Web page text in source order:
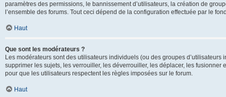
paramètres des permissions, le bannissement d’utilisateurs, la création de
l’ensemble des forums. Tout ceci dépend de la configuration effectuée par le
Haut
Que sont les modérateurs ?
Les modérateurs sont des utilisateurs individuels (ou des groupes
supprimer les sujets, les verrouiller, les déverrouiller, les déplacer, les
pour que les utilisateurs respectent les règles imposées sur le forum.
Haut